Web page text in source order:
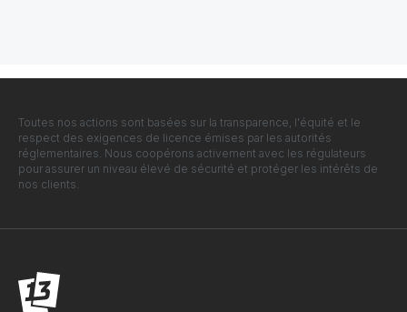
Toutes nos actions sont basées sur la transparence, l'équité et le
respect des exigences de licence émises par les autorités
réglementaires. Nous coopérons activement avec les régulateurs
pour assurer un niveau élevé de sécurité et protéger les intérêts de
nos clients.